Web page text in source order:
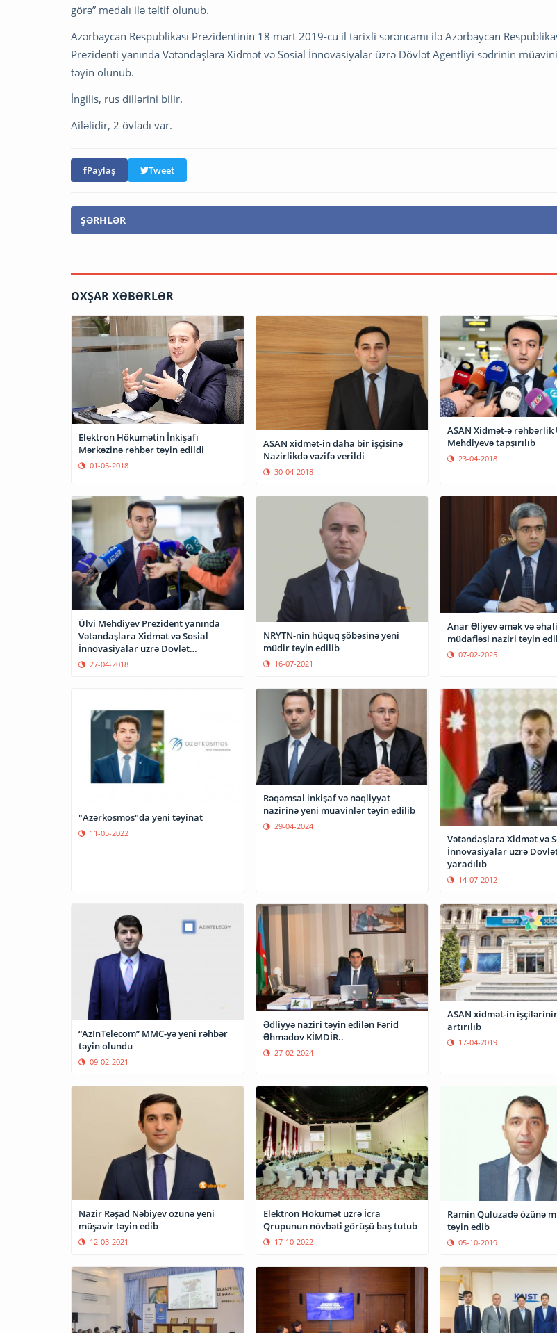
görə” medalı ilə təltif olunub.
Azərbaycan Respublikası Prezidentinin 18 mart 2019-cu il tarixli sərəncamı ilə Azərbaycan
Prezidenti yanında Vətəndaşlara Xidmət və Sosial İnnovasiyalar üzrə Dövlət Agentliyi sədrinin
təyin olunub.
İngilis, rus dillərini bilir.
Ailəlidir, 2 övladı var.
Paylaş Tweet
ŞƏRHLƏR
OXŞAR XƏBƏRLƏR
Elektron Hökumətin İnkişafı
Mərkəzinə rəhbər təyin edildi
01-05-2018
ASAN xidmət-in daha bir işçisinə
Nazirlikdə vəzifə verildi
30-04-2018
ASAN Xidmət-ə rəhbərlik
Mehdiyevə tapşırılıb
23-04-2018
Ülvi Mehdiyev Prezident yanında
Vətəndaşlara Xidmət və Sosial
İnnovasiyalar üzrə Dövlət
Agentliyinin sədri təyin edilib
27-04-2018
NRYTN-nin hüquq şöbəsinə yeni
müdir təyin edilib
16-07-2021
Anar Əliyev əmək və
müdafiəsi naziri təyin
07-02-2025
"Azərkosmos"da yeni təyinat
11-05-2022
Rəqəmsal inkişaf və nəqliyyat
nazirinə yeni müavinlər təyin edilib
29-04-2024
Vətəndaşlara Xidmət və
İnnovasiyalar üzrə
yaradılıb
14-07-2012
“AzInTelecom” MMC-yə yeni rəhbər
təyin olundu
09-02-2021
Ədliyyə naziri təyin edilən Fərid
Əhmədov KİMDİR..
27-02-2024
ASAN xidmət-in
artırılıb
17-04-2019
Nazir Rəşad Nəbiyev özünə yeni
müşavir təyin edib
12-03-2021
Elektron Hökumət üzrə İcra
Qrupunun növbəti görüşü baş tutub
17-10-2022
Ramin Quluzadə özünə
təyin edib
05-10-2019